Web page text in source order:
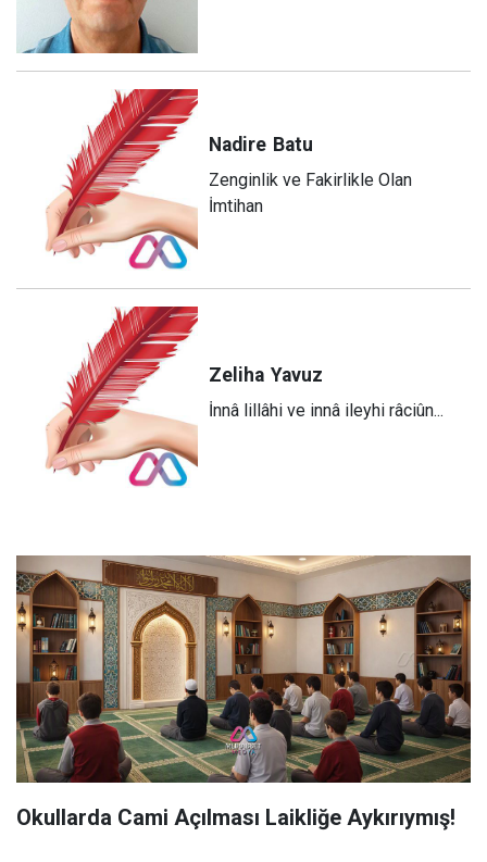
Nadire Batu
Zenginlik ve Fakirlikle Olan
İmtihan
Zeliha Yavuz
​İnnâ lillâhi ve innâ ileyhi râciûn...
Okullarda Cami Açılması Laikliğe Aykırıymış!